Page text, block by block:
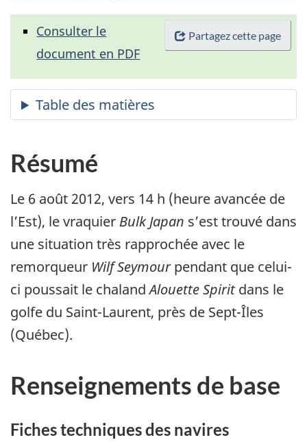
Partagez cette page
Consulter le
document en PDF
Résumé
Le 6 août 2012, vers 14 h (heure avancée de
l’Est), le vraquier Bulk Japan s’est trouvé dans
une situation très rapprochée avec le
remorqueur Wilf Seymourpendant que celui-
ci poussait le chalandAlouette Spiritdans le
golfe du Saint-Laurent, près de Sept-Îles
(Québec).
Renseignements de base
Fiches techniques des navires